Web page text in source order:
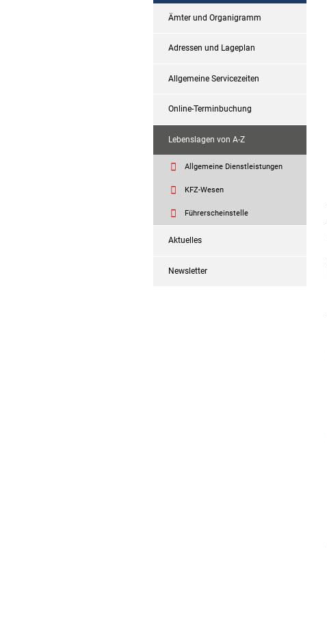
Ämter und Organigramm
Adressen und Lageplan
Allgemeine Servicezeiten
Online-Terminbuchung
Lebenslagen von A-Z
Allgemeine Dienstleistungen
KFZ-Wesen
Führerscheinstelle
Aktuelles
Newsletter